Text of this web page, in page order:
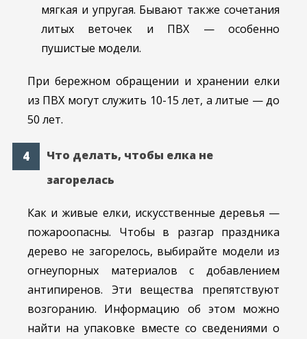
мягкая и упругая. Бывают также сочетания
литых веточек и ПВХ — особенно
пушистые модели.
При бережном обращении и хранении елки
из ПВХ могут служить 10-15 лет, а литые — до
50 лет.
Что делать, чтобы елка не
загорелась
Как и живые елки, искусственные деревья —
пожароопасны. Чтобы в разгар праздника
дерево не загорелось, выбирайте модели из
огнеупорных материалов с добавлением
антипиренов. Эти вещества препятствуют
возгоранию. Информацию об этом можно
найти на упаковке вместе со сведениями о